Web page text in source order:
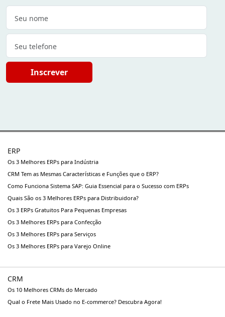
Inscrever
ERP
Os 3 Melhores ERPs para Indústria
CRM Tem as Mesmas Características e Funções que o ERP?
Como Funciona Sistema SAP: Guia Essencial para o Sucesso com ERPs
Quais São os 3 Melhores ERPs para Distribuidora?
Os 3 ERPs Gratuitos Para Pequenas Empresas
Os 3 Melhores ERPs para Confecção
Os 3 Melhores ERPs para Serviços
Os 3 Melhores ERPs para Varejo Online
CRM
Os 10 Melhores CRMs do Mercado
Qual o Frete Mais Usado no E-commerce? Descubra Agora!